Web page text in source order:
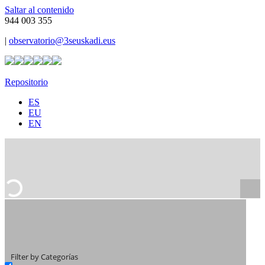
Saltar al contenido
944 003 355
| observatorio@3seuskadi.eus
Repositorio
ES
EU
EN
Filter by Categorías